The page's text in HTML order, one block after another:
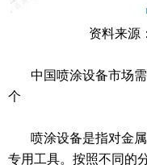
资料来源
中国喷涂设备市场
个
喷涂设备是指对金
专用工具。按照不同的